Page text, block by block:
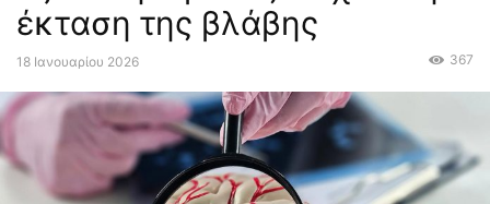
έκταση της βλάβης
18 Ιανουαρίου 2026 367